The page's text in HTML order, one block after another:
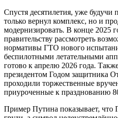
Спустя десятилетия, уже будучи
только вернул комплекс, но и
модернизировать. В конце 2025
правительству рассмотреть
нормативы ГТО нового
беспилотными летательными
готово к апрелю 2026 года.
президентом Годом защитника
проходили торжественные
приуроченные к празднованию
Пример Путина показывает, что